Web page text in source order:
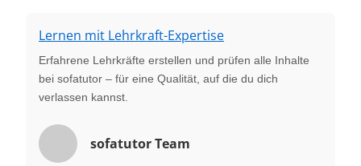
Lernen mit Lehrkraft-Expertise
Erfahrene Lehrkräfte erstellen und prüfen alle Inhalte
bei sofatutor – für eine Qualität, auf die du dich
verlassen kannst.
sofatutor Team